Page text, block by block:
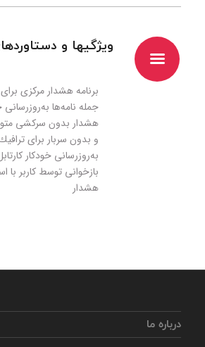
ویژگیها و
برنامه هشدار مركزی برای
جمله نامه‌ها به‌روزرسانی
هشدار بدون سركشی
و بدون سربار برای
به‌روزرسانی خودكار
بازخوانی توسط كاربر با
هشدار
درباره ما